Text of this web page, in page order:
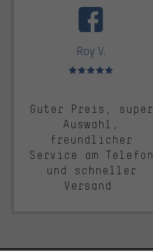
Roy V.
Bewertungen: 5 von 5
Guter Preis, super
Auswahl,
freundlicher
Service am Telefon
und schneller
Versand.